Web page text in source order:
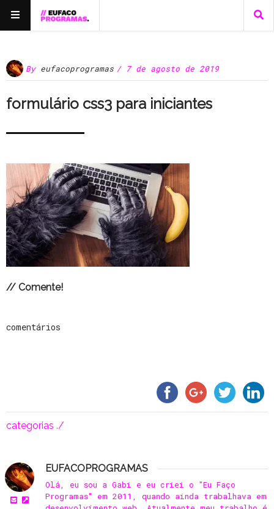
By eufacoprogramas / 7 de agosto de 2019
formulário css3 para iniciantes
// Comente!
comentários
categorias ./
EUFACOPROGRAMAS
Olá, eu sou a Gabi e eu criei o "Eu Faço
Programas" em 2011, quando ainda trabalhava em